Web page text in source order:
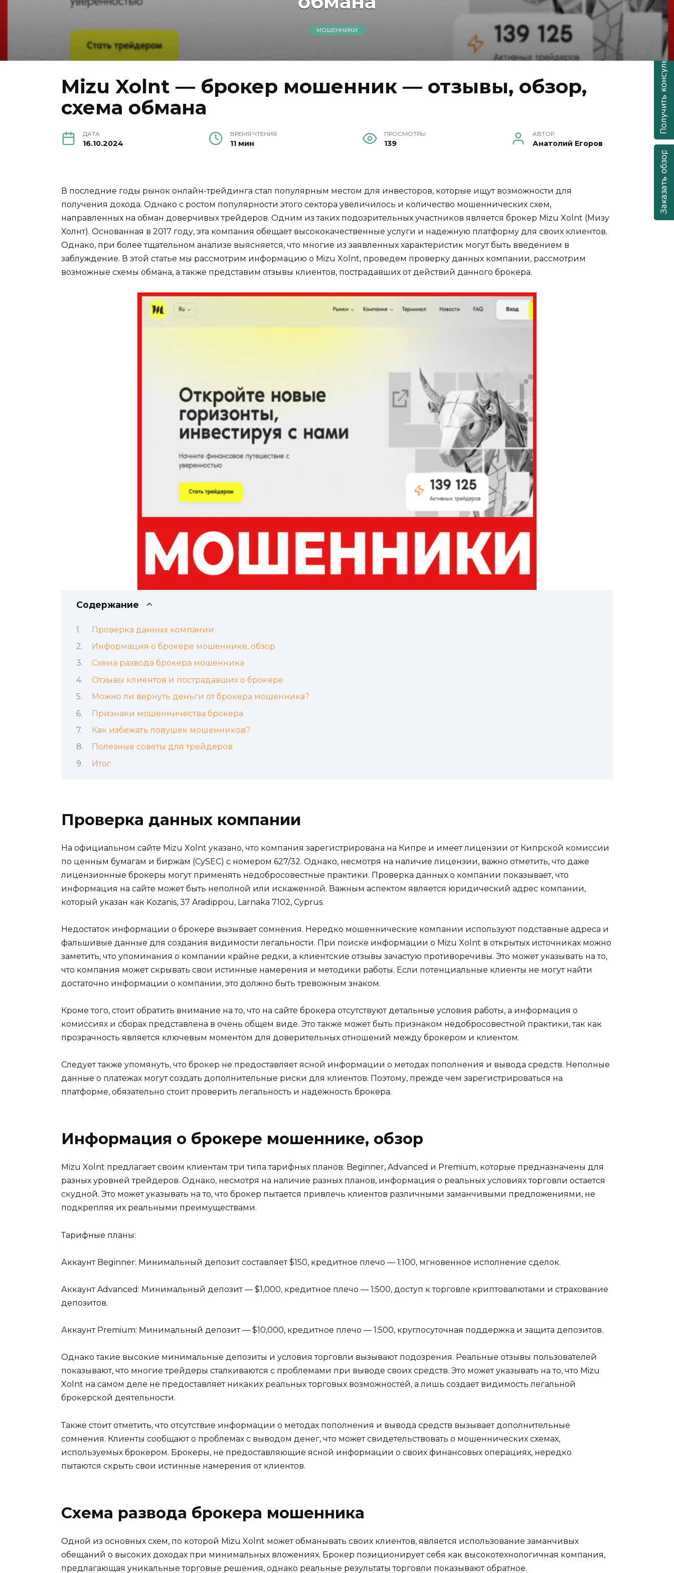
МОШЕННИКИ
Mizu Xolnt — брокер мошенник — отзывы, обзор,
схема обмана
ДАТА
16.10.2024
ВРЕМЯ ЧТЕНИЯ
11 мин
ПРОСМОТРЫ
139
АВТОР
Анатолий Егоров
В последние годы рынок онлайн-трейдинга стал популярным местом для инвесторов, которые ищут возможности для
получения дохода. Однако с ростом популярности этого сектора увеличилось и количество мошеннических схем,
направленных на обман доверчивых трейдеров. Одним из таких подозрительных участников является брокер Mizu Xolnt (Мизу
Холнт). Основанная в 2017 году, эта компания обещает высококачественные услуги и надежную платформу для своих клиентов.
Однако, при более тщательном анализе выясняется, что многие из заявленных характеристик могут быть введением в
заблуждение. В этой статье мы рассмотрим информацию о Mizu Xolnt, проведем проверку данных компании, рассмотрим
возможные схемы обмана, а также представим отзывы клиентов, пострадавших от действий данного брокера.
Содержание
Проверка данных компании
Информация о брокере мошеннике, обзор
Схема развода брокера мошенника
Отзывы клиентов и пострадавших о брокере
Можно ли вернуть деньги от брокера мошенника?
Признаки мошенничества брокера
Как избежать ловушек мошенников?
Полезные советы для трейдеров
Итог
Проверка данных компании
На официальном сайте Mizu Xolnt указано, что компания зарегистрирована на Кипре и имеет лицензии от Кипрской комиссии
по ценным бумагам и биржам (CySEC) с номером 627/32. Однако, несмотря на наличие лицензии, важно отметить, что даже
лицензионные брокеры могут применять недобросовестные практики. Проверка данных о компании показывает, что
информация на сайте может быть неполной или искаженной. Важным аспектом является юридический адрес компании,
который указан как Kozanis, 37 Aradippou, Larnaka 7102, Cyprus.
Недостаток информации о брокере вызывает сомнения. Нередко мошеннические компании используют подставные адреса и
фальшивые данные для создания видимости легальности. При поиске информации о Mizu Xolnt в открытых источниках можно
заметить, что упоминания о компании крайне редки, а клиентские отзывы зачастую противоречивы. Это может указывать на то,
что компания может скрывать свои истинные намерения и методики работы. Если потенциальные клиенты не могут найти
достаточно информации о компании, это должно быть тревожным знаком.
Кроме того, стоит обратить внимание на то, что на сайте брокера отсутствуют детальные условия работы, а информация о
комиссиях и сборах представлена в очень общем виде. Это также может быть признаком недобросовестной практики, так как
прозрачность является ключевым моментом для доверительных отношений между брокером и клиентом.
Следует также упомянуть, что брокер не предоставляет ясной информации о методах пополнения и вывода средств. Неполные
данные о платежах могут создать дополнительные риски для клиентов. Поэтому, прежде чем зарегистрироваться на
платформе, обязательно стоит проверить легальность и надежность брокера.
Информация о брокере мошеннике, обзор
Mizu Xolnt предлагает своим клиентам три типа тарифных планов: Beginner, Advanced и Premium, которые предназначены для
разных уровней трейдеров. Однако, несмотря на наличие разных планов, информация о реальных условиях торговли остается
скудной. Это может указывать на то, что брокер пытается привлечь клиентов различными заманчивыми предложениями, не
подкрепляя их реальными преимуществами.
Тарифные планы:
Аккаунт Beginner: Минимальный депозит составляет $150, кредитное плечо — 1:100, мгновенное исполнение сделок.
Аккаунт Advanced: Минимальный депозит — $1,000, кредитное плечо — 1:500, доступ к торговле криптовалютами и страхование
депозитов.
Аккаунт Premium: Минимальный депозит — $10,000, кредитное плечо — 1:500, круглосуточная поддержка и защита депозитов.
Однако такие высокие минимальные депозиты и условия торговли вызывают подозрения. Реальные отзывы пользователей
показывают, что многие трейдеры сталкиваются с проблемами при выводе своих средств. Это может указывать на то, что Mizu
Xolnt на самом деле не предоставляет никаких реальных торговых возможностей, а лишь создает видимость легальной
брокерской деятельности.
Также стоит отметить, что отсутствие информации о методах пополнения и вывода средств вызывает дополнительные
сомнения. Клиенты сообщают о проблемах с выводом денег, что может свидетельствовать о мошеннических схемах,
используемых брокером. Брокеры, не предоставляющие ясной информации о своих финансовых операциях, нередко
пытаются скрыть свои истинные намерения от клиентов.
Схема развода брокера мошенника
Одной из основных схем, по которой Mizu Xolnt может обманывать своих клиентов, является использование заманчивых
обещаний о высоких доходах при минимальных вложениях. Брокер позиционирует себя как высокотехнологичная компания,
предлагающая уникальные торговые решения, однако реальные результаты торговли показывают обратное.